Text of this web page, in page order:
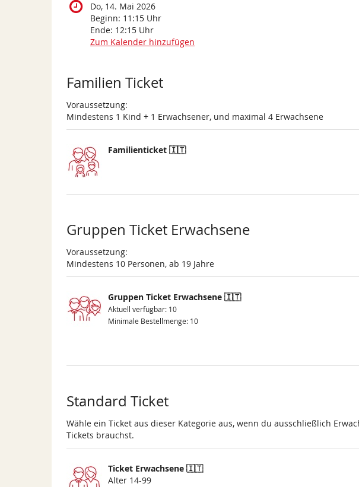
Do, 14. Mai 2026
Beginn: 11:15 Uhr
Ende: 12:15 Uhr
Zum Kalender hinzufügen
Produkte
Familien Ticket
Voraussetzung:
Mindestens 1 Kind + 1 Erwachsener, und maximal 4 Erwachsene
Familienticket 🇮🇹
Gruppen Ticket Erwachsene
Voraussetzung:
Mindestens 10 Personen, ab 19 Jahre
Gruppen Ticket Erwachsene 🇮🇹
Aktuell verfügbar: 10
Minimale Bestellmenge: 10
Standard Ticket
Wähle ein Ticket aus dieser Kategorie aus, wenn du ausschließlich
Tickets brauchst.
Ticket Erwachsene 🇮🇹
Alter 14-99